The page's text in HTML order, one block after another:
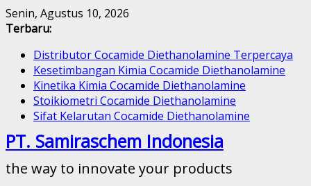
Skip
to
Senin, Agustus 10, 2026
Terbaru:
Distributor Cocamide Diethanolamine Terpercaya
Kesetimbangan Kimia Cocamide Diethanolamine
Kinetika Kimia Cocamide Diethanolamine
Stoikiometri Cocamide Diethanolamine
Sifat Kelarutan Cocamide Diethanolamine
PT. Samiraschem Indonesia
the way to innovate your products